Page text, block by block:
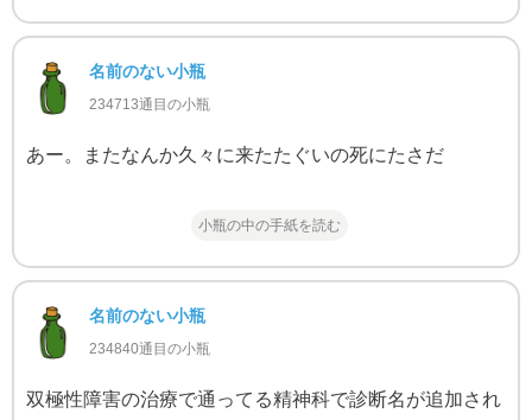
名前のない小瓶
234713通目の小瓶
あー。またなんか久々に来たたぐいの死にたさだ
小瓶の中の手紙を読む
名前のない小瓶
234840通目の小瓶
双極性障害の治療で通ってる精神科で診断名が追加され